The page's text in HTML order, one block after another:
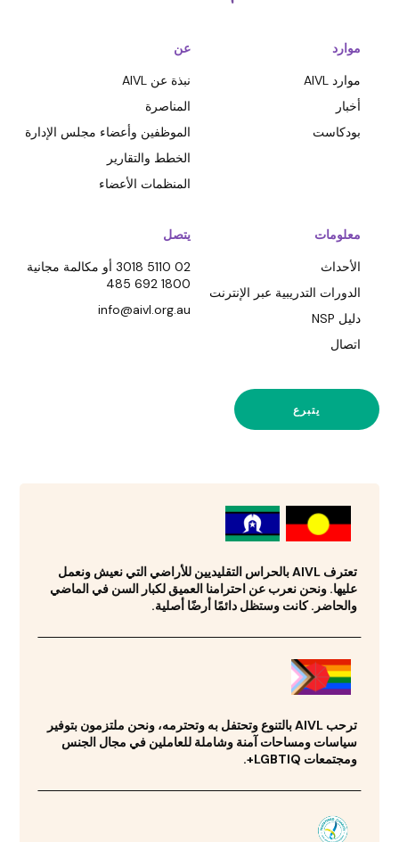
موارد
موارد AIVL
أخبار
بودكاست
عن
نبذة عن AIVL
المناصرة
الموظفين وأعضاء مجلس الإدارة
الخطط والتقارير
المنظمات الأعضاء
معلومات
الأحداث
الدورات التدريبية عبر الإنترنت
دليل NSP
اتصال
يتصل
02 5110 3018 أو مكالمة مجانية
1800 692 485
info@aivl.org.au
يتبرع
تعترف AIVL بالحراس التقليديين للأراضي التي نعيش ونعمل
عليها. ونحن نعرب عن احترامنا العميق لكبار السن في الماضي
والحاضر. كانت وستظل دائمًا أرضًا أصلية.
ترحب AIVL بالتنوع وتحتفل به وتحترمه، ونحن ملتزمون بتوفير
سياسات ومساحات آمنة وشاملة للعاملين في مجال الجنس
ومجتمعات LGBTIQ+.